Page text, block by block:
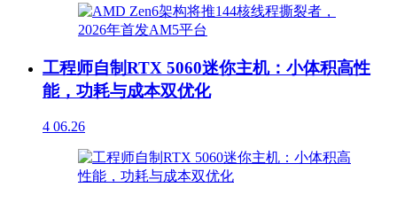
工程师自制RTX 5060迷你主机：小体积高性
能，功耗与成本双优化
4 06.26